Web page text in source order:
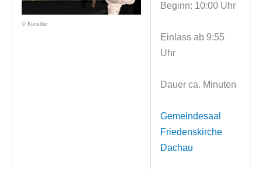
© Künstler
Beginn: 10:00 Uhr
Einlass ab 9:55
Uhr
Dauer ca. Minuten
Gemeindesaal
Friedenskirche
Dachau